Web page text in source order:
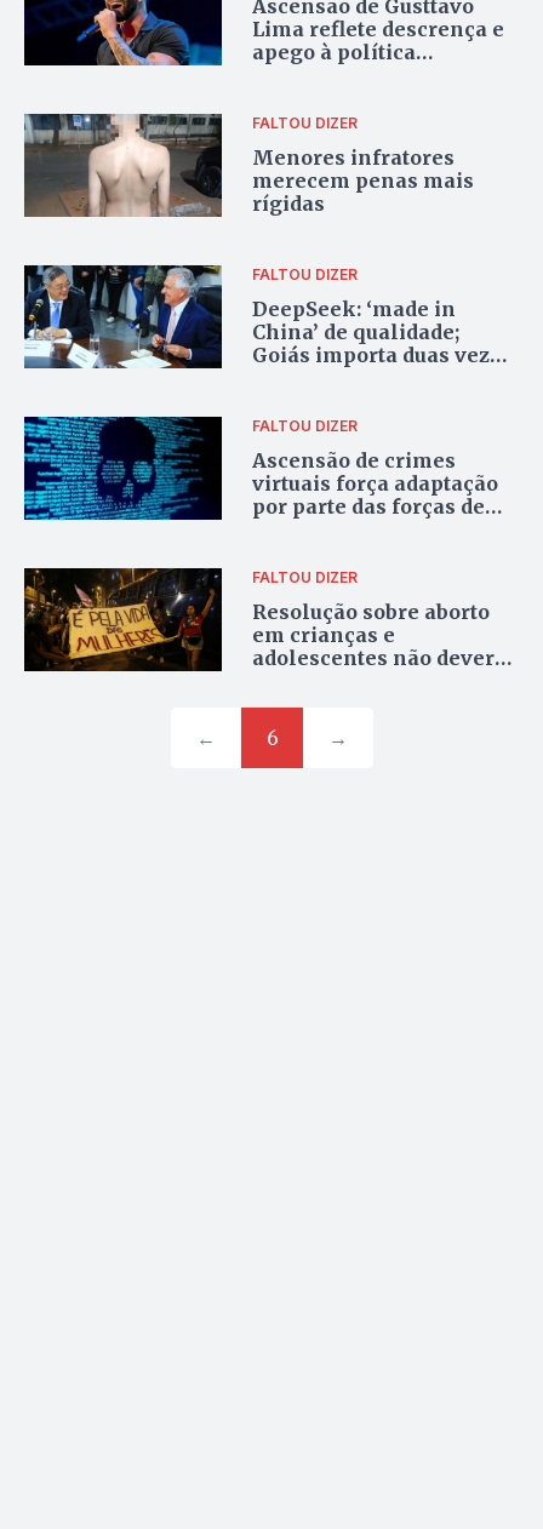
Ascensão de Gusttavo
Lima reflete descrença e
apego à política
FALTOU DIZER
Menores infratores
merecem penas mais
rígidas
FALTOU DIZER
DeepSeek: ‘made in
China’ de qualidade;
Goiás importa duas vezes
FALTOU DIZER
Ascensão de crimes
virtuais força adaptação
por parte das forças de
FALTOU DIZER
Resolução sobre aborto
em crianças e
adolescentes não deveria
sim de humanidade
←
6 →